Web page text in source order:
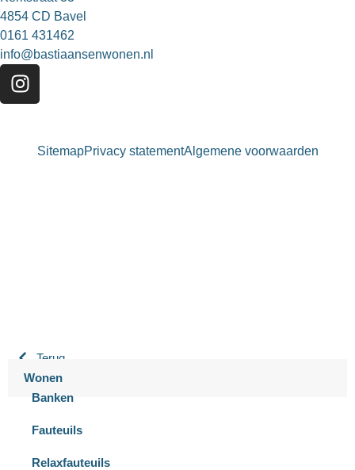
4854 CD Bavel
0161 431462
info@bastiaansenwonen.nl
SitemapPrivacy statementAlgemene voorwaarden
Terug
Wonen
Banken
Fauteuils
Relaxfauteuils